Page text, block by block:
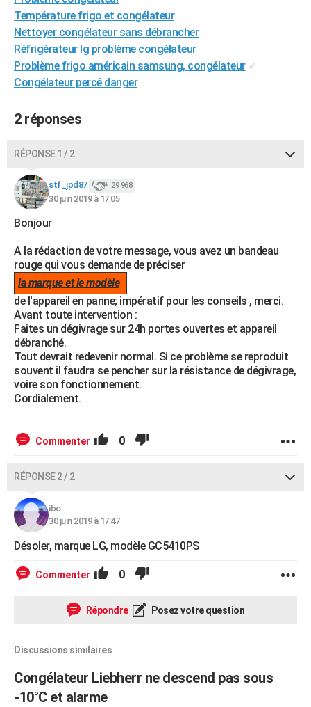
Destinations
City break
Voyage nature
Voyage de noces
Forum
Climat
+PHOTO
GUIDES D'ACHAT
BONS PLANS
Carte de Noël
Carte Bonne année
Carte Saint-Valentin
Carte Pâques
Carte d'anniversaire
DICTIONNAIRE
Dictionnaire
Biographies
Citations
Expressions
Proverbes
PROGRAMME TV
COPAINS D'AVANT
S'inscrire
Se connecter
Lycées
Collèges
Primaires
Universités
Entreprises
Service militaire
Avis de recherche
Bricolage
Lifestyle
Culture
Sport
Auto
Television
Voyage
Cinema
Température frigo et congélateur
Nettoyer congélateur sans débrancher
Réfrigérateur lg problème congélateur
Problème frigo américain samsung, congélateur ✓
Congélateur percé danger
2 réponses
RÉPONSE 1 / 2
stf_jpd87 29 968
30 juin 2019 à 17:05
Bonjour
A la rédaction de votre message, vous avez un bandeau
rouge qui vous demande de préciser
la marque et le modèle
de l'appareil en panne; impératif pour les conseils , merci.
Avant toute intervention :
Faites un dégivrage sur 24h portes ouvertes et appareil
débranché.
Tout devrait redevenir normal. Si ce problème se reproduit
souvent il faudra se pencher sur la résistance de dégivrage,
voire son fonctionnement.
Cordialement.
Commenter 0
RÉPONSE 2 / 2
ibo
30 juin 2019 à 17:47
Désoler, marque LG, modèle GC5410PS
Commenter 0
Répondre Posez votre question
Discussions similaires
Congélateur Liebherr ne descend pas sous
-10°C et alarme